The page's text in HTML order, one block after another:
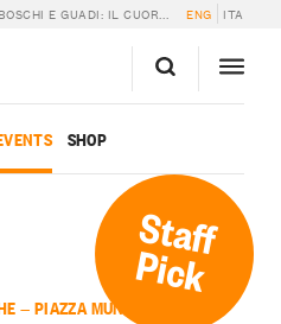
SELVAGGIO DELL’ALTA LANGA E L’AGRIMERENDA ENG ITA
SHOP
Staff
Pick
— PIAZZA MUNICIPIO